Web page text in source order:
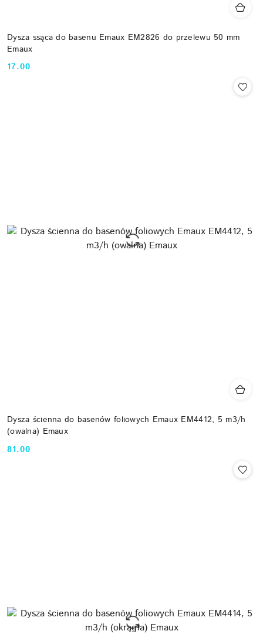
Dysza ssąca do basenu Emaux EM2826 do przelewu 50 mm
Emaux
Cena:
17.00
Dysza ścienna do basenów foliowych Emaux EM4412, 5 m3/h
(owalna) Emaux
Cena:
81.00